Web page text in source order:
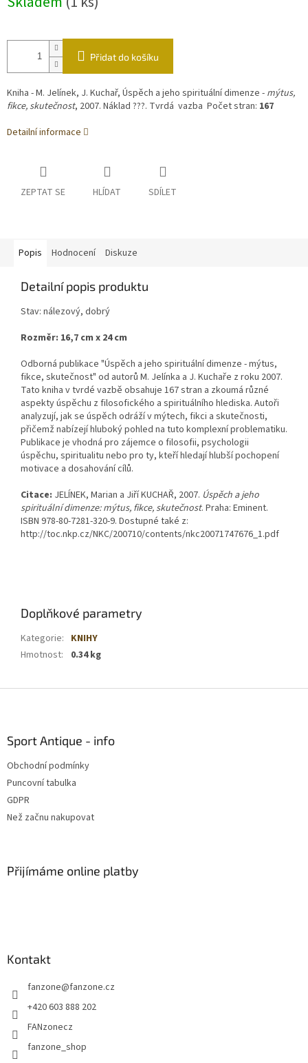
cena:
Přidat do košíku
Kniha - M. Jelínek, J. Kuchař, Úspěch a jeho spirituální dimenze - mýtus,
fikce, skutečnost, 2007. Náklad ???. Tvrdá vazba Počet stran: 167
Detailní informace
ZEPTAT SE HLÍDAT SDÍLET
Popis Hodnocení Diskuze
Detailní popis produktu
Stav: nálezový, dobrý
Rozměr: 16,7 cm x 24 cm
Odborná publikace "Úspěch a jeho spirituální dimenze - mýtus,
fikce, skutečnost" od autorů M. Jelínka a J. Kuchaře z roku 2007.
Tato kniha v tvrdé vazbě obsahuje 167 stran a zkoumá různé
aspekty úspěchu z filosofického a spirituálního hlediska. Autoři
analyzují, jak se úspěch odráží v mýtech, fikci a skutečnosti,
přičemž nabízejí hluboký pohled na tuto komplexní problematiku.
Publikace je vhodná pro zájemce o filosofii, psychologii
úspěchu, spiritualitu nebo pro ty, kteří hledají hlubší pochopení
motivace a dosahování cílů.
Citace: JELÍNEK, Marian a Jiří KUCHAŘ, 2007. Úspěch a jeho
spirituální dimenze: mýtus, fikce, skutečnost. Praha: Eminent.
ISBN 978-80-7281-320-9. Dostupné také z:
http://toc.nkp.cz/NKC/200710/contents/nkc20071747676_1.pdf
Doplňkové parametry
Kategorie: KNIHY
Hmotnost: 0.34 kg
Sport Antique - info
Obchodní podmínky
Puncovní tabulka
GDPR
Než začnu nakupovat
Přijímáme online platby
Kontakt
fanzone@fanzone.cz
+420 603 888 202
FANzonecz
fanzone_shop